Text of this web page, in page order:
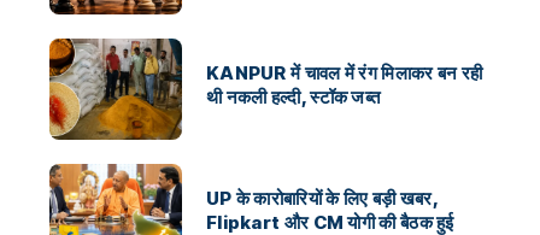
KANPUR में चावल में रंग मिलाकर बन रही
थी नकली हल्दी, स्टॉक जब्त
UP के कारोबारियों के लिए बड़ी खबर,
Flipkart और CM योगी की बैठक हुई